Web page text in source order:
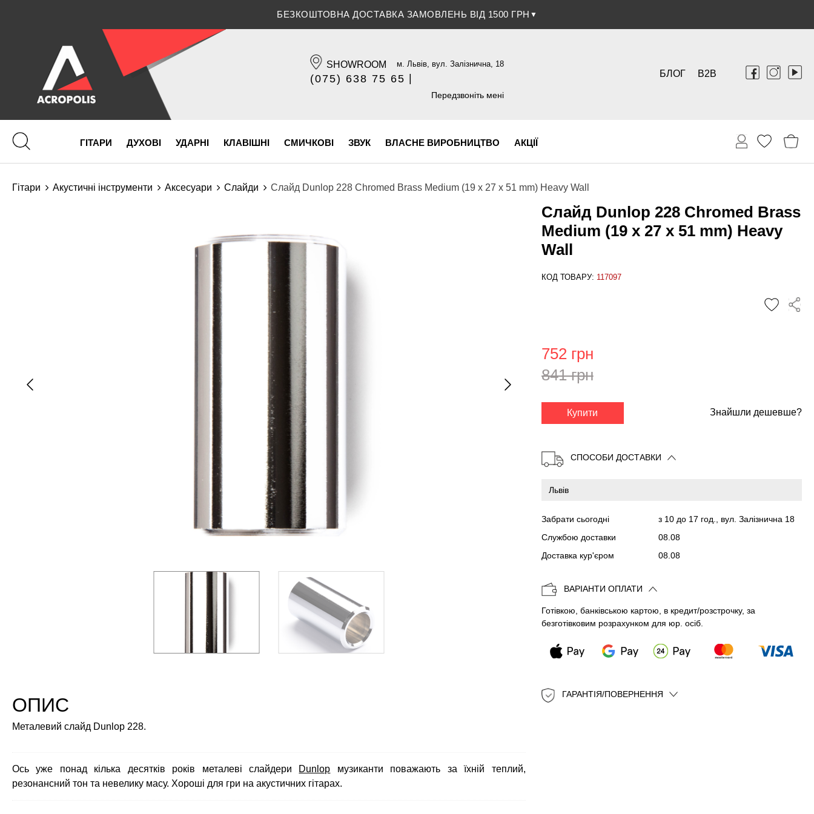
ЗНИЖКА 5% ПРИ ОПЛАТІ БАНКІВСЬКОЮ КАРТКОЮ▼
SHOWROOM м. Львів, вул. Залізнична, 18
(075) 638 75 65
(096) 609 84 32
Передзвоніть мені
B2B
БЛОГ
ГІТАРИ ДУХОВІ УДАРНІ КЛАВІШНІ СМИЧКОВІ ЗВУК ВЛАСНЕ ВИРОБНИЦТВО АКЦІЇ
Гітари Акустичні інструменти Аксесуари Слайди Слайд Dunlop 228 Chromed Brass Medium (19 x 27 x 51 mm) Heavy Wall
Слайд Dunlop 228 Chromed Brass
Medium (19 x 27 x 51 mm) Heavy
Wall
КОД ТОВАРУ: 117097
✕
Копіювати
752 грн
841 грн
Купити Знайшли дешевше?
СПОСОБИ ДОСТАВКИ
Забрати сьогодні
з 10 до 17 год., вул. Залізнична 18
Службою доставки
08.08
Доставка кур'єром
08.08
ВАРІАНТИ ОПЛАТИ
Готівкою, банківською картою, в кредит/розстрочку, за
безготівковим розрахунком для юр. осіб.
ГАРАНТІЯ/ПОВЕРНЕННЯ
ОПИС
Металевий слайд Dunlop 228.
Ось уже понад кілька десятків років металеві слайдери Dunlop музиканти поважають за їхній теплий,
резонансний тон та невелику масу. Хороші для гри на акустичних гітарах.